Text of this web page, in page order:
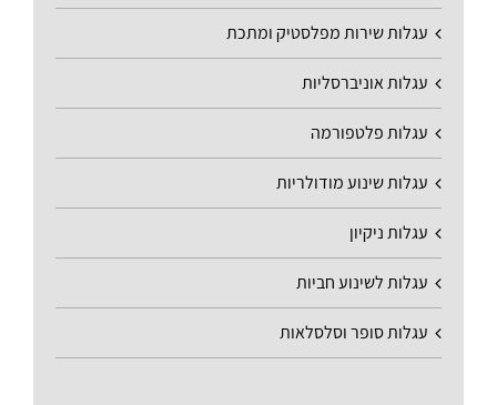
עגלות שירות מפלסטיק ומתכת
עגלות אוניברסליות
עגלות פלטפורמה
עגלות שינוע מודולריות
עגלות ניקיון
עגלות לשינוע חביות
עגלות סופר וסלסלאות